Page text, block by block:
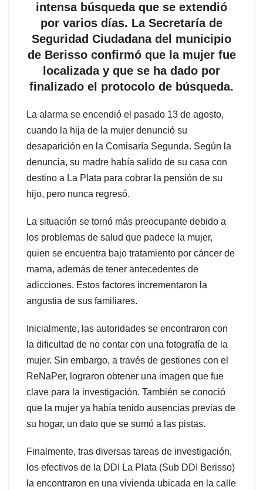
intensa búsqueda que se extendió
por varios días. La Secretaría de
Seguridad Ciudadana del municipio
de Berisso confirmó que la mujer fue
localizada y que se ha dado por
finalizado el protocolo de búsqueda.
La alarma se encendió el pasado 13 de agosto,
cuando la hija de la mujer denunció su
desaparición en la Comisaría Segunda. Según la
denuncia, su madre había salido de su casa con
destino a La Plata para cobrar la pensión de su
hijo, pero nunca regresó.
La situación se tornó más preocupante debido a
los problemas de salud que padece la mujer,
quien se encuentra bajo tratamiento por cáncer de
mama, además de tener antecedentes de
adicciones. Estos factores incrementaron la
angustia de sus familiares.
Inicialmente, las autoridades se encontraron con
la dificultad de no contar con una fotografía de la
mujer. Sin embargo, a través de gestiones con el
ReNaPer, lograron obtener una imagen que fue
clave para la investigación. También se conoció
que la mujer ya había tenido ausencias previas de
su hogar, un dato que se sumó a las pistas.
Finalmente, tras diversas tareas de investigación,
los efectivos de la DDI La Plata (Sub DDI Berisso)
la encontraron en una vivienda ubicada en la calle